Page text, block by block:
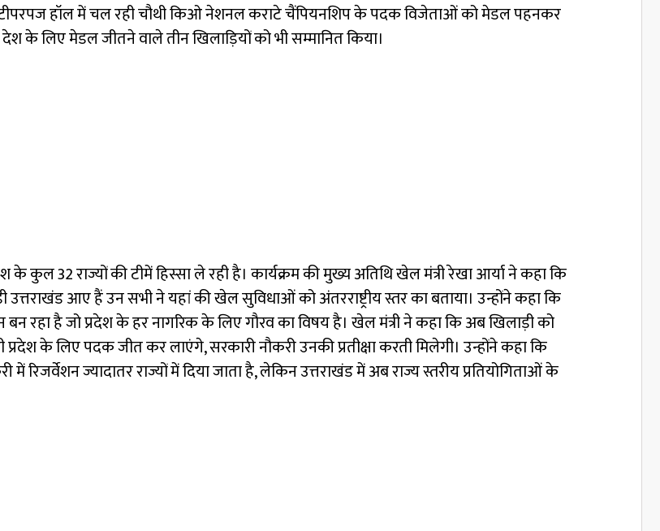
हॉल में चल रही चौथी किओ नेशनल कराटे चैंपियनशिप के पदक विजेताओं को मेडल पहनकर
के लिए मेडल जीतने वाले तीन खिलाड़ियों को भी सम्मानित किया।
कुल 32 राज्यों की टीमें हिस्सा ले रही है। कार्यक्रम की मुख्य अतिथि खेल मंत्री रेखा आर्या ने कहा कि
आए हैं उन सभी ने यहां की खेल सुविधाओं को अंतरराष्ट्रीय स्तर का बताया। उन्होंने कहा कि
बन रहा है जो प्रदेश के हर नागरिक के लिए गौरव का विषय है। खेल मंत्री ने कहा कि अब खिलाड़ी को
के लिए पदक जीत कर लाएंगे, सरकारी नौकरी उनकी प्रतीक्षा करती मिलेगी। उन्होंने कहा कि
ज्यादातर राज्यों में दिया जाता है, लेकिन उत्तराखंड में अब राज्य स्तरीय प्रतियोगिताओं के